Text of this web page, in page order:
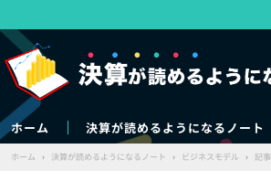
ホーム 決算が読めるようになるノート
ホーム › 決算が読めるようになるノート › ビジネスモデル › 記事